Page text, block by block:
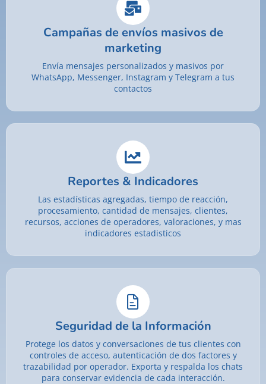
Campañas de envíos masivos de
marketing
Envía mensajes personalizados y masivos por
WhatsApp, Messenger, Instagram y Telegram a tus
contactos
Reportes & Indicadores
Las estadísticas agregadas, tiempo de reacción,
procesamiento, cantidad de mensajes, clientes,
recursos, acciones de operadores, valoraciones, y mas
indicadores estadisticos
Seguridad de la Información
Protege los datos y conversaciones de tus clientes con
controles de acceso, autenticación de dos factores y
trazabilidad por operador. Exporta y respalda los chats
para conservar evidencia de cada interacción.